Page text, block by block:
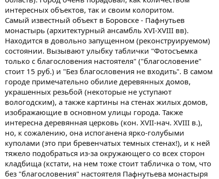
интересных объектов, так и своим колоритом.
Самый известный объект в Боровске - Пафнутьев
монастырь (архитектурный ансамбль XVI-XVIII вв).
Находится в довольно запущенном (реконструируемом)
состоянии. Вызывают улыбку таблички "Фотосъемка
только с благословения настоятеля" ("благословение"
стоит 15 руб.) и "Без благословения не входить". В самом
городе примечательно обилие деревянных домов,
украшенных резьбой (некоторые не уступают
вологодским), а также картины на стенах жилых домов,
изображающие в основном улицы города. Также
интересна деревянная церковь (кон. XVII-нач. XVIII в.),
но, к сожалению, она испоганена ярко-голубыми
куполами (это при бревенчатых темных стенах!), и к ней
тяжело подобраться из-за окружающего со всех сторон
кладбища (кстати, на нем тоже стоит табличка о том, что
без "благословения" настоятеля Пафнутьева монастыря